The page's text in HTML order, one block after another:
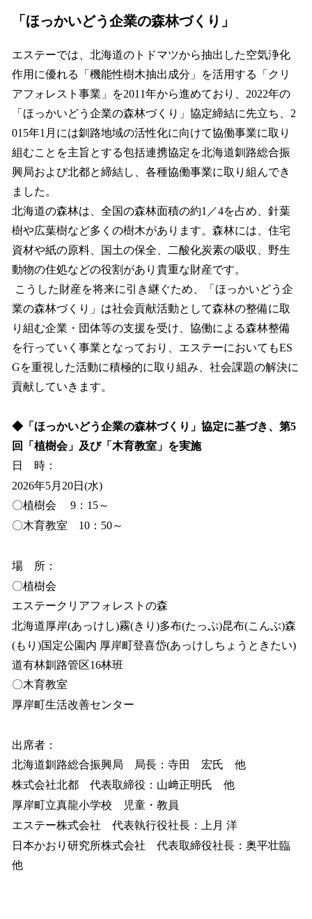
「ほっかいどう企業の森林づくり」
エステーでは、北海道のトドマツから抽出した空気浄化
作用に優れる「機能性樹木抽出成分」を活用する「クリ
アフォレスト事業」を2011年から進めており、2022年の
「ほっかいどう企業の森林づくり」協定締結に先立ち、2
015年1月には釧路地域の活性化に向けて協働事業に取り
組むことを主旨とする包括連携協定を北海道釧路総合振
興局および北都と締結し、各種協働事業に取り組んでき
ました。
北海道の森林は、全国の森林面積の約1／4を占め、針葉
樹や広葉樹など多くの樹木があります。森林には、住宅
資材や紙の原料、国土の保全、二酸化炭素の吸収、野生
動物の住処などの役割があり貴重な財産です。
こうした財産を将来に引き継ぐため、「ほっかいどう企
業の森林づくり」は社会貢献活動として森林の整備に取
り組む企業・団体等の支援を受け、協働による森林整備
を行っていく事業となっており、エステーにおいてもES
Gを重視した活動に積極的に取り組み、社会課題の解決に
貢献していきます。
◆「ほっかいどう企業の森林づくり」協定に基づき、第5
回「植樹会」及び「木育教室」を実施
日 時：
2026年5月20日(水)
〇植樹会 9：15～
〇木育教室 10：50～
場 所：
〇植樹会
エステークリアフォレストの森
北海道厚岸(あっけし)霧(きり)多布(たっぷ)昆布(こんぶ)森
(もり)国定公園内 厚岸町登喜岱(あっけしちょうときたい)
道有林釧路管区16林班
〇木育教室
厚岸町生活改善センター
出席者：
北海道釧路総合振興局 局長：寺田 宏氏 他
株式会社北都 代表取締役：山﨑正明氏 他
厚岸町立真龍小学校 児童・教員
エステー株式会社 代表執行役社長：上月 洋
日本かおり研究所株式会社 代表取締役社長：奥平壮臨
他